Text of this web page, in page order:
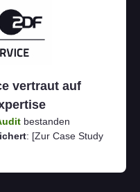
vertraut auf
bestanden
: [Zur Case Study